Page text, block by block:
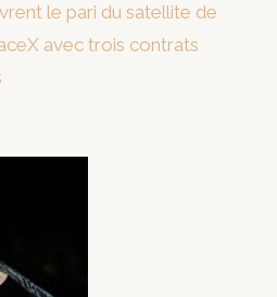
le pari du satellite de
avec trois contrats